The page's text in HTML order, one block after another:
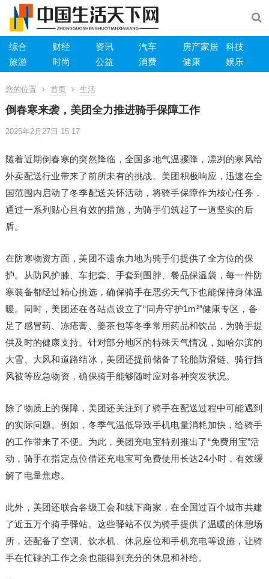
综合 财经 资讯 汽车 房产家居
科技
旅游
时尚 公益 消费 健康 娱乐
您的位置 首页 生活
倒春寒来袭，美团全力推进骑手保障工作
2025年2月27日 15:17
随着近期倒春寒的突然降临，全国多地气温骤降，凛冽的寒风给
外卖配送行业带来了前所未有的挑战。美团积极响应，迅速在全
国范围内启动了冬季配送关怀活动，将骑手保障作为核心任务，
通过一系列贴心且有效的措施，为骑手们筑起了一道坚实的后
盾。
在防寒物资方面，美团不遗余力地为骑手们提供了全方位的保
护。从防风护膝、车把套、手套到围脖、餐品保温袋，每一件防
寒装备都经过精心挑选，确保骑手在恶劣天气下也能保持身体温
暖。同时，美团还在各站点设立了“同舟守护1m²”健康专区，备
足了感冒药、冻疮膏、姜茶包等冬季常用药品和饮品，为骑手提
供及时的健康支持。针对部分地区的特殊天气情况，如哈尔滨的
大雪、大风和道路结冰，美团还提前储备了轮胎防滑链、骑行挡
风被等应急物资，确保骑手能够随时应对各种突发状况。
除了物质上的保障，美团还关注到了骑手在配送过程中可能遇到
的实际问题。例如，冬季气温低导致手机电量消耗加快，给骑手
的工作带来了不便。为此，美团充电宝特别推出了“免费用宝”活
动，骑手在指定点位借还充电宝可免费使用长达24小时，有效缓
解了电量焦虑。
此外，美团还联合各级工会和线下商家，在全国过百个城市共建
了近五万个骑手驿站。这些驿站不仅为骑手提供了温暖的休憩场
所，还配备了空调、饮水机、休息座位和手机充电等设施，让骑
手在忙碌的工作之余也能得到充分的休息和补给。